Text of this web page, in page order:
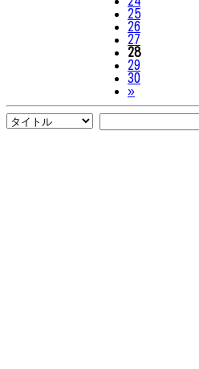
25
26
27
28
29
30
»Next